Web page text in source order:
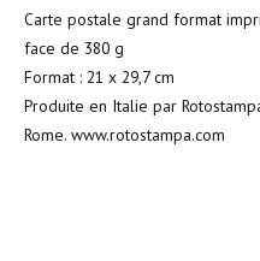
Carte postale grand format
face de 380 g
Format : 21 x 29,7 cm
Produite en Italie par
Rome. www.rotostampa.com